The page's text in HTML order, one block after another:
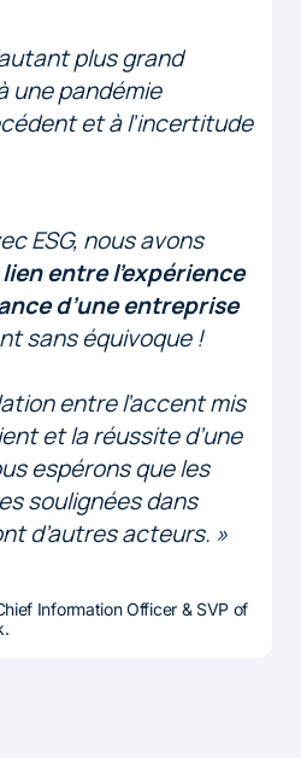
plus grand
une pandémie
et à l’incertitude
ESG, nous avons
entre l’expérience
d’une entreprise
sans équivoque !
entre l’accent mis
et la réussite d’une
espérons que les
soulignées dans
d’autres acteurs. »
Information Officer & SVP of